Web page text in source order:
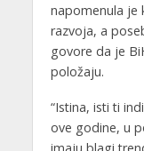
napomenula je
razvoja, a
govore da je
položaju.
“Istina, isti ti
ove godine, u